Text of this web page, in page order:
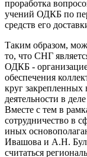
проработка
учений ОДКБ по
средств его
Таким образом,
то, что СНГ
ОДКБ -
обеспечения
круг закрепленных
деятельности в
Вместе с тем в
сотрудничество в
иных
Ивашова и А.Н.
считаться